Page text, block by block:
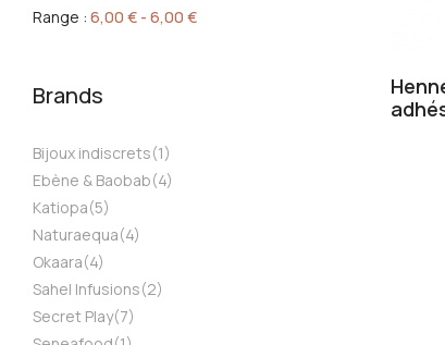
Range : 6,00 € - 6,00 €
Brands
Bijoux indiscrets(1)
Ebène & Baobab(4)
Katiopa(5)
Naturaequa(4)
Okaara(4)
Sahel Infusions(2)
Secret Play(7)